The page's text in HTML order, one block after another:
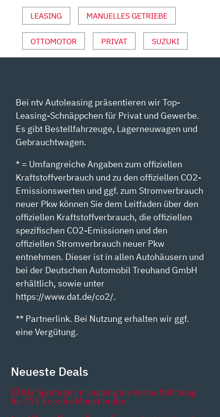
VON
YOUTUBE
LEASING MANUELLES GETRIEBE
OTTOMOTOR PRIVAT SUZUKI
Bei ntv Autoleasing präsentieren wir Top-
Leasing-Schnäppchen für Privat und Gewerbe.
Es gibt Bestellfahrzeuge, Lagerneuwagen und
Gebrauchtwagen.
* = Umfangreiche Angaben zum offiziellen
Kraftstoffverbrauch und zu den offiziellen CO2-
Emissionswerten und ggf. zum Stromverbrauch
neuer Pkw können Sie dem Leitfaden über den
offiziellen Kraftstoffverbrauch, die offiziellen
spezifischen CO2-Emissionen und den
offiziellen Stromverbrauch neuer Pkw
entnehmen. Dieser ist in allen Autohäusern und
bei der Deutschen Automobil Treuhand GmbH
erhältlich, sowie unter
https://www.dat.de/co2/.
** Partnerlink. Bei Nutzung erhalten wir ggf.
eine Vergütung.
Neueste Deals
💥 Kia Sportage im Leasing als Vorlauffahrzeug
für 271 Euro im Monat brutto